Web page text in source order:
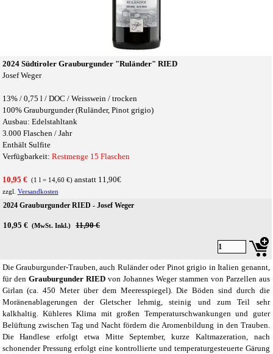
2024 Südtiroler Grauburgunder "Ruländer" RIED
Josef Weger
13% / 0,75 l /DOC / Weisswein / trocken
100% Grauburgunder (Ruländer, Pinot grigio)
Ausbau: Edelstahltank
3.000 Flaschen / Jahr
Enthält Sulfite
Verfügbarkeit: Restmenge 15 Flaschen
10,95 € (1 l = 14,60 €) anstatt 11,90€
zzgl. Versandkosten
2024 Grauburgunder RIED - Josef Weger
10,95 € (MwSt. Inkl.) Preis ohne Rabatt
11,90 €
Die Grauburgunder-Trauben, auch Ruländer oder Pinot grigio in Italien genannt,
für den Grauburgunder RIEDvon Johannes Weger stammen von Parzellen aus
Girlan (ca. 450 Meter über dem Meeresspiegel). Die Böden sind durch die
Moränenablagerungen der Gletscher lehmig, steinig und zum Teil sehr
kalkhaltig. Kühleres Klima mit großen Temperaturschwankungen und guter
Belüftung zwischen Tag und Nacht fördern die Aromenbildung in den Trauben.
Die Handlese erfolgt etwa Mitte September, kurze Kaltmazeration, nach
schonender Pressung erfolgt eine kontrollierte und temperaturgesteuerte Gärung